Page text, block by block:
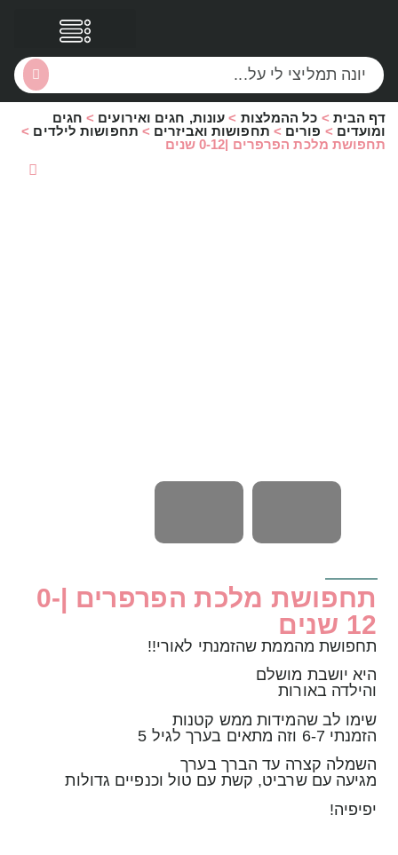
דף הבית > כל ההמלצות > עונות, חגים ואירועים > חגים
ומועדים > פורים > תחפושות ואביזרים > תחפושות לילדים >
תחפושת מלכת הפרפרים |0-12 שנים
תחפושת מלכת הפרפרים |0-
12 שנים
תחפושת מהממת שהזמנתי לאורי!!
היא יושבת מושלם
והילדה באורות
שימו לב שהמידות ממש קטנות
הזמנתי 6-7 וזה מתאים בערך לגיל 5
השמלה קצרה עד הברך בערך
מגיעה עם שרביט, קשת עם טול וכנפיים גדולות
יפיפיה!